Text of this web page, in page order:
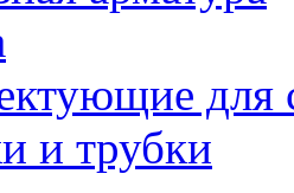
для
и трубки